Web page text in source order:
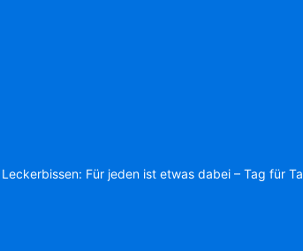
Für jeden ist etwas dabei – Tag für